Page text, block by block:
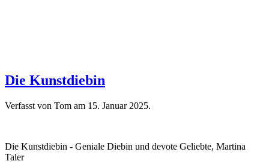
Die Kunstdiebin
Verfasst von Tom am 15. Januar 2025.
Die Kunstdiebin - Geniale Diebin und devote Geliebte, Martina
Taler